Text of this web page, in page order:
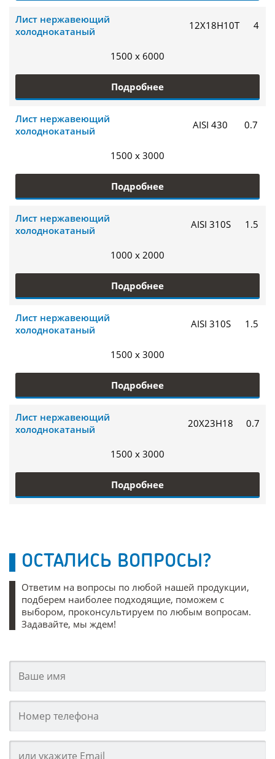
Лист нержавеющий
холоднокатаный
12Х18Н10Т 4
1500 x 6000
Подробнее
Лист нержавеющий
холоднокатаный
AISI 430 0.7
1500 x 3000
Подробнее
Лист нержавеющий
холоднокатаный
AISI 310S 1.5
1000 x 2000
Подробнее
Лист нержавеющий
холоднокатаный
AISI 310S 1.5
1500 x 3000
Подробнее
Лист нержавеющий
холоднокатаный
20Х23Н18 0.7
1500 x 3000
Подробнее
ОСТАЛИСЬ ВОПРОСЫ?
Ответим на вопросы по любой нашей продукции,
подберем наиболее подходящие, поможем с
выбором, проконсультируем по любым вопросам.
Задавайте, мы ждем!